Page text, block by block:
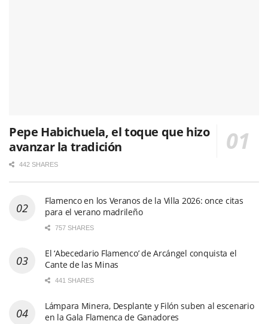
Pepe Habichuela, el toque que hizo
avanzar la tradición
442 SHARES
Flamenco en los Veranos de la Villa 2026: once citas
para el verano madrileño
757 SHARES
El ‘Abecedario Flamenco’ de Arcángel conquista el
Cante de las Minas
441 SHARES
Lámpara Minera, Desplante y Filón suben al escenario
en la Gala Flamenca de Ganadores